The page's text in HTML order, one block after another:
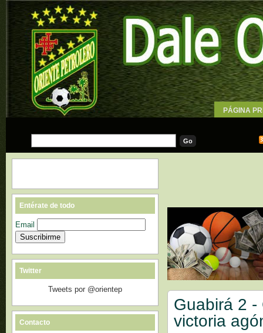
PÁGINA
Guabirá 2 -
victoria
Entérate de todo
Email
Twitter
Tweets por @orientep
Contacto